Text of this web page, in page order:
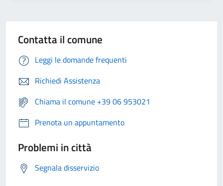
Contatta il comune
Leggi le domande frequenti
Richiedi Assistenza
Chiama il comune +39 06 953021
Prenota un appuntamento
Problemi in città
Segnala disservizio